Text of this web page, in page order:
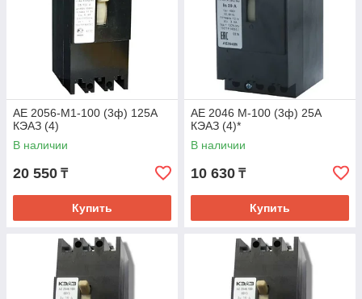
АЕ 2056-М1-100 (3ф) 125А
КЭАЗ (4)
В наличии
20 550 ₸
Купить
АЕ 2046 М-100 (3ф) 25А
КЭАЗ (4)*
В наличии
10 630 ₸
Купить